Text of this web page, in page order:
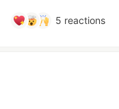
5 reactions